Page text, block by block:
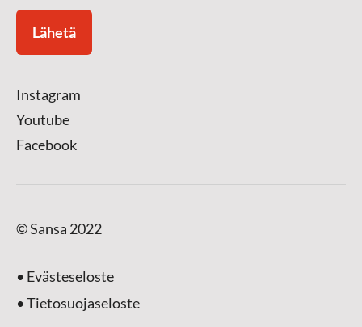
Instagram
Youtube
Facebook
© Sansa 2022
• Evästeseloste
• Tietosuojaseloste